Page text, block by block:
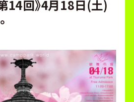
第14回》4月18日(土)